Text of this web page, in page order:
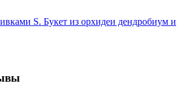
S. Букет из орхидеи дендробиум и